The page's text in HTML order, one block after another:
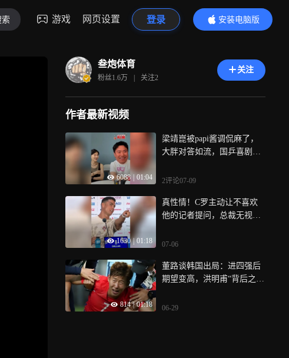
索 游戏 网页设置 登录
安装电脑版
内容更精彩
叁炮体育
粉丝1.6万 | 关注2
关注
作者最新视频
6088 01:04
梁靖崑被papi酱调侃麻了，
大胖对答如流，国乒喜剧人
2评论07-09
1630 | 01:18
真性情！C罗主动让不喜欢
他的记者提问，总裁无视一
07-06
814 | 01:18
董路谈韩国出局：进四强后
期望变高，洪明甫“背后之
06-29